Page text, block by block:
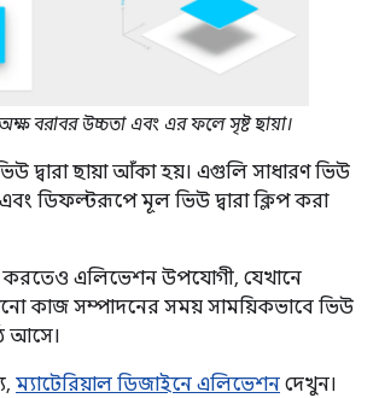
বরাবর উচ্চতা এবং এর ফলে সৃষ্ট ছায়া।
দ্বারা ছায়া আঁকা হয়। এগুলি সাধারণ ভিউ
ডিফল্টরূপে মূল ভিউ দ্বারা ক্লিপ করা
করতেও এলিভেশন উপযোগী, যেখানে
কাজ সম্পাদনের সময় সাময়িকভাবে ভিউ
আসে।
ম্যাটেরিয়াল ডিজাইনে এলিভেশন দেখুন।